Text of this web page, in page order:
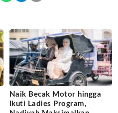
Naik Becak Motor hingga
Ikuti Ladies Program,